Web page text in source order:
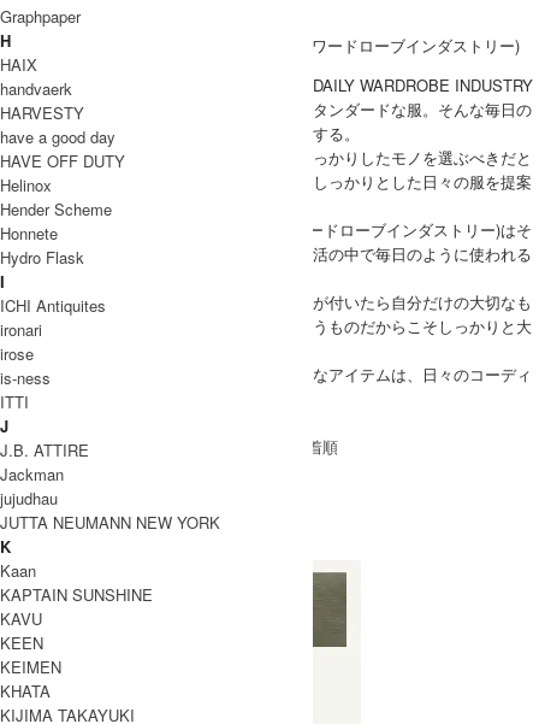
バッグ
長く愛用出来る日常着〟を提案するブランドDAILY WARDROBE INDUSTRY
日々の生活の中で、毎日のように使われるスタンダードな服。そんな毎日の
生活にかかせない服ほど簡単に選んでいたりする。
日々の生活にかかせない服ならば、もっとしっかりしたモノを選ぶべきだと
かんがえる。そして作り手としては、もっとしっかりとした日々の服を提案
したいとかんがえる。
DAILY WARDROBE INDUSTRY (デイリーワードローブインダストリー)はそ
んな想いでつくられたアイテムは、日々の生活の中で毎日のように使われる
スタンダードなものばかりです。
普段何気なく着ている服も、いつの間にか気が付いたら自分だけの大切なも
のになっていたりする。日常、デイリーに使うものだからこそしっかりと大
事に選んでみませんか？
スタンダードでシンプルなデザインが魅力的なアイテムは、日々のコーディ
ネートに使いやすく、重宝します。
アウター
[ 並び順を変更 ] -
新着順
全 [5] 商品中 [1-5] を表示
1
DAILY WARDROBE INDUSTRY
デイリーワードローブインダストリー
Graphpaper
H
HAIX
handvaerk
HARVESTY
have a good day
HAVE OFF DUTY
Helinox
Hender Scheme
Honnete
Hydro Flask
I
ICHI Antiquites
ironari
irose
is-ness
ITTI
J
J.B. ATTIRE
Jackman
jujudhau
JUTTA NEUMANN NEW YORK
K
Kaan
KAPTAIN SUNSHINE
KAVU
KEEN
KEIMEN
KHATA
KIJIMA TAKAYUKI